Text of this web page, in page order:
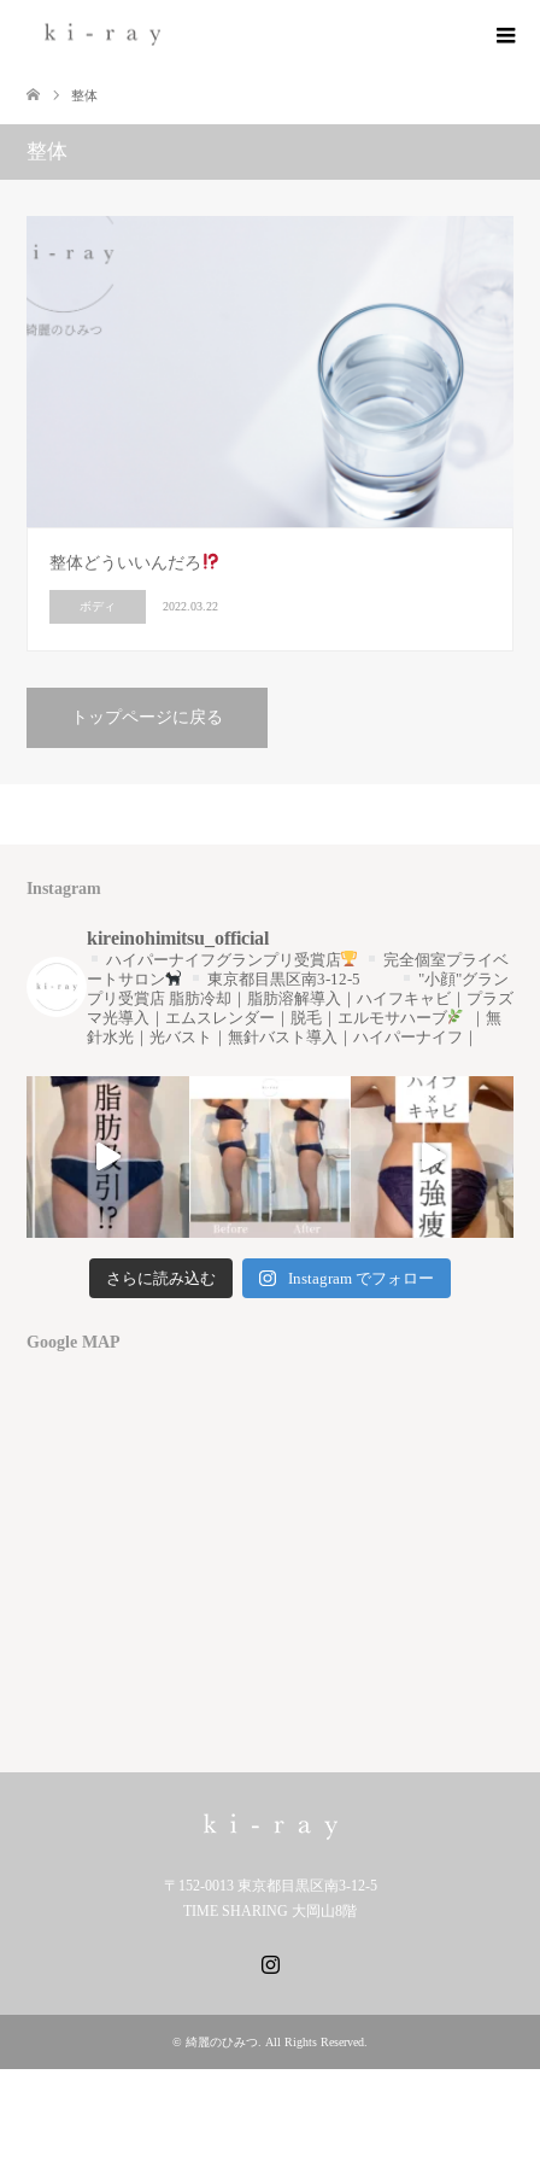
整体
整体
整体どういいんだろ
ボディ 2022.03.22
トップページに戻る
Instagram
kireinohimitsu_official
ハイパーナイフグランプリ受賞店
完全個室プライベ
ートサロン
東京都目黒区南3-12-5
"小顔"グラン
プリ受賞店 脂肪冷却｜脂肪溶解導入｜ハイフキャビ｜プラズ
マ光導入｜エムスレンダー｜脱毛｜エルモサハーブ
｜無
針水光｜光バスト｜無針バスト導入｜ハイパーナイフ｜
さらに読み込む Instagram でフォロー
Google MAP
〒152-0013 東京都目黒区南3-12-5
TIME SHARING 大岡山8階
© 綺麗のひみつ . All Rights Reserved.